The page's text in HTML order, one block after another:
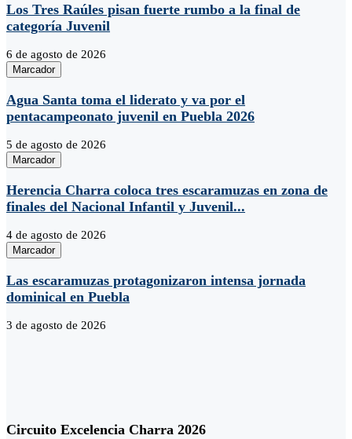
Los Tres Raúles pisan fuerte rumbo a la final de
categoría Juvenil
6 de agosto de 2026
Marcador
Agua Santa toma el liderato y va por el
pentacampeonato juvenil en Puebla 2026
5 de agosto de 2026
Marcador
Herencia Charra coloca tres escaramuzas en zona de
finales del Nacional Infantil y Juvenil...
4 de agosto de 2026
Marcador
Las escaramuzas protagonizaron intensa jornada
dominical en Puebla
3 de agosto de 2026
Circuito Excelencia Charra 2026